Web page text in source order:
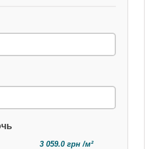
3 059.0 грн /м²